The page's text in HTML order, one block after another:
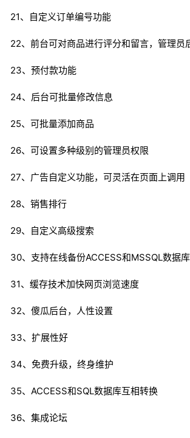
21、自定义订单编号功能
22、前台可对商品进行评分和留言，管理员
23、预付款功能
24、后台可批量修改信息
25、可批量添加商品
26、可设置多种级别的管理员权限
27、广告自定义功能，可灵活在页面上调用
28、销售排行
29、自定义高级搜索
30、支持在线备份ACCESS和MSSQL数据库
31、缓存技术加快网页浏览速度
32、傻瓜后台，人性设置
33、扩展性好
34、免费升级，终身维护
35、ACCESS和SQL数据库互相转换
36、集成论坛